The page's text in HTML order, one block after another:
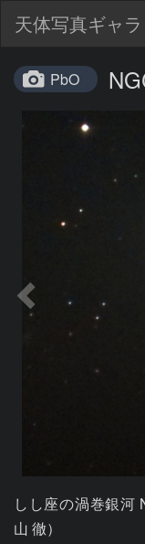
天体写真ギャ
PbO
しし座の渦巻銀河
山 徹）